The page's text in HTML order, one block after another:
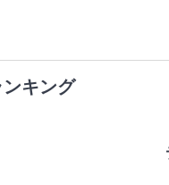
キング